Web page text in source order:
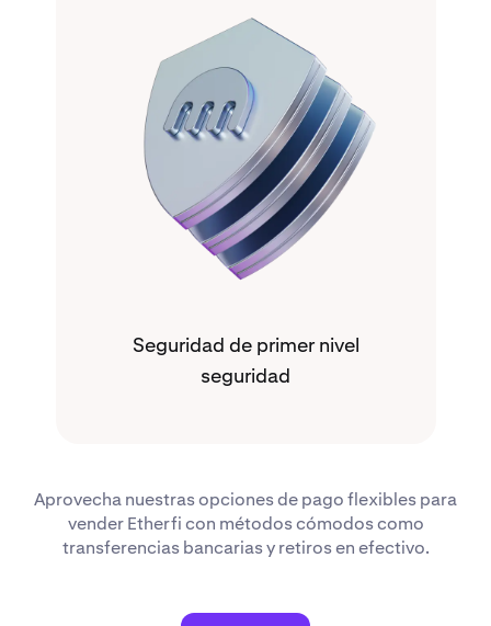
Seguridad de primer nivel
seguridad
Aprovecha nuestras opciones de pago flexibles para
vender Etherfi con métodos cómodos como
transferencias bancarias y retiros en efectivo.